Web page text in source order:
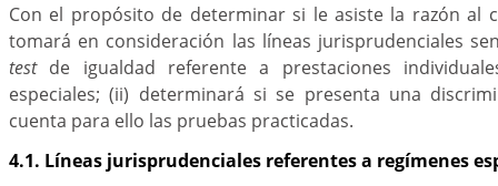
Con el propósito de determinar si le asiste la razón al
tomará en consideración las líneas jurisprudenciales
testde igualdad referente a prestaciones
especiales; (ii) determinará si se presenta una
cuenta para ello las pruebas practicadas.
4.1. Líneas jurisprudenciales referentes a regímenes